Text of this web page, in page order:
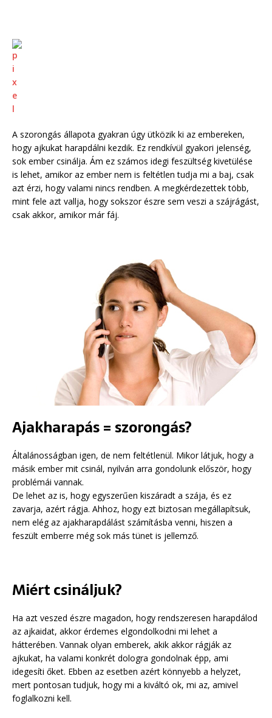
A szorongás állapota gyakran úgy ütközik ki az embereken,
hogy ajkukat harapdálni kezdik. Ez rendkívül gyakori jelenség,
sok ember csinálja. Ám ez számos idegi feszültség kivetülése
is lehet, amikor az ember nem is feltétlen tudja mi a baj, csak
azt érzi, hogy valami nincs rendben. A megkérdezettek több,
mint fele azt vallja, hogy sokszor észre sem veszi a szájrágást,
csak akkor, amikor már fáj.
Ajakharapás = szorongás?
Általánosságban igen, de nem feltétlenül. Mikor látjuk, hogy a
másik ember mit csinál, nyilván arra gondolunk először, hogy
problémái vannak.
De lehet az is, hogy egyszerűen kiszáradt a szája, és ez
zavarja, azért rágja. Ahhoz, hogy ezt biztosan megállapítsuk,
nem elég az ajakharapdálást számításba venni, hiszen a
feszült emberre még sok más tünet is jellemző.
Miért csináljuk?
Ha azt veszed észre magadon, hogy rendszeresen harapdálod
az ajkaidat, akkor érdemes elgondolkodni mi lehet a
hátterében. Vannak olyan emberek, akik akkor rágják az
ajkukat, ha valami konkrét dologra gondolnak épp, ami
idegesíti őket. Ebben az esetben azért könnyebb a helyzet,
mert pontosan tudjuk, hogy mi a kiváltó ok, mi az, amivel
foglalkozni kell.